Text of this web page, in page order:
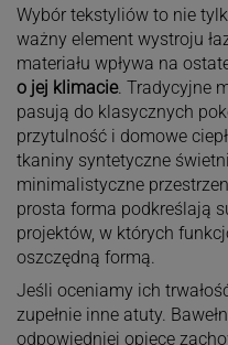
Wybór tekstyliów to nie
ważny element wystroju
materiału wpływa na
o jej klimacie. Tradycyjne
pasują do klasycznych
przytulność i domowe
tkaniny syntetyczne
minimalistyczne
prosta forma podkreślają
projektów, w których
oszczędną formą.
Jeśli oceniamy ich
zupełnie inne atuty.
odpowiedniej opiece